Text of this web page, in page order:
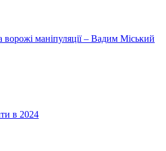
ворожі маніпуляції – Вадим Міський
в 2024